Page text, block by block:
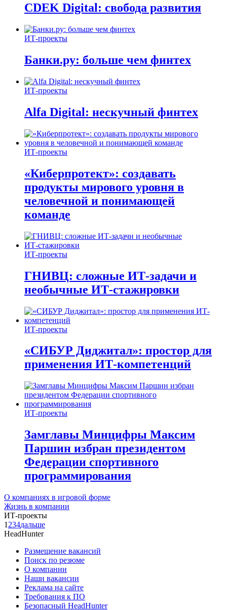
CDEK Digital: свобода развития
ИТ-проекты
Банки.ру: больше чем финтех
ИТ-проекты
Alfa Digital: нескучный финтех
ИТ-проекты
«Киберпротект»: создавать
продукты мирового уровня в
человечной и понимающей
команде
ИТ-проекты
ГНИВЦ: сложные ИТ‑задачи и
необычные ИТ‑стажировки
ИТ-проекты
«СИБУР Диджитал»: простор для
применения ИТ-компетенций
ИТ-проекты
Замглавы Минцифры Максим
Паршин избран президентом
Федерации спортивного
программирования
О компаниях в игровой форме
Жизнь в компании
ИТ-проекты
1 234дальше
HeadHunter
Размещение вакансий
Поиск по резюме
О компании
Наши вакансии
Реклама на сайте
Требования к ПО
Безопасный HeadHunter